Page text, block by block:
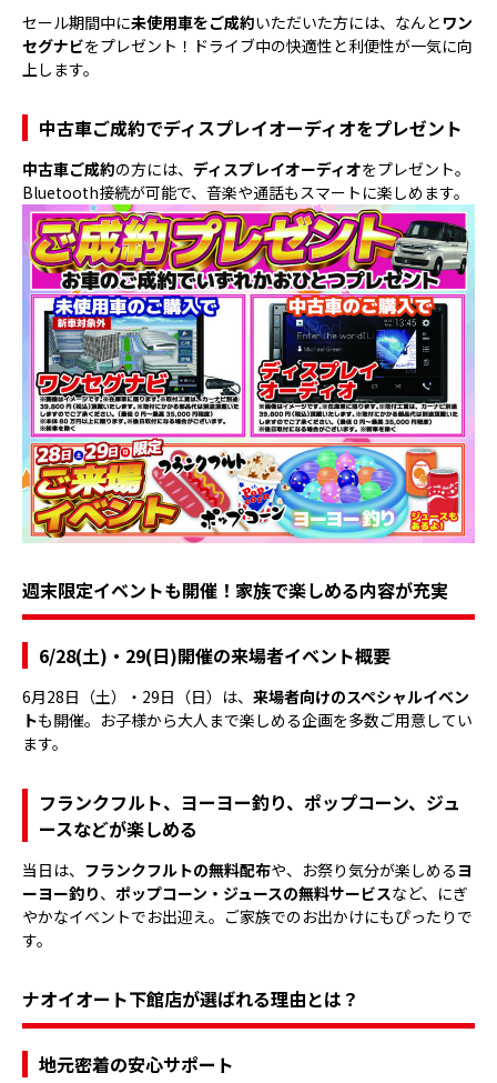
セール期間中に未使用車をご成約いただいた方には、なんと ワン
セグナビをプレゼント！ドライブ中の快適性と利便性が一気に向
上します。
中古車ご成約でディスプレイオーディオをプレゼント
中古車ご成約の方には、 ディスプレイオーディオをプレゼント。
Bluetooth接続が可能で、音楽や通話もスマートに楽しめます。
週末限定イベントも開催！家族で楽しめる内容が充実
6/28(土)・29(日)開催の来場者イベント概要
6月28日（土）・29日（日）は、 来場者向けのスペシャルイベン
トも開催。お子様から大人まで楽しめる企画を多数ご用意してい
ます。
フランクフルト、ヨーヨー釣り、ポップコーン、ジュ
ースなどが楽しめる
当日は、 フランクフルトの無料配布や、お祭り気分が楽しめる ヨ
ーヨー釣り、 ポップコーン・ジュースの無料サービスなど、にぎ
やかなイベントでお出迎え。ご家族でのお出かけにもぴったりで
す。
ナオイオート下館店が選ばれる理由とは？
地元密着の安心サポート